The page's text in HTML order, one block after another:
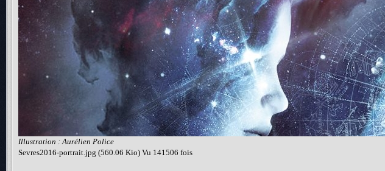
Illustration : Aurélien Police
Sevres2016-portrait.jpg (560.06 Kio) Vu 141506 fois